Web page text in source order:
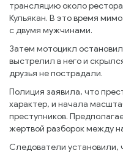
трансляцию около
Кульякан. В это время
с двумя мужчинами.
Затем мотоцикл
выстрелил в него и
друзья не пострадали.
Полиция заявила, что
характер, и начала
преступников.
жертвой разборок между
Следователи установили,